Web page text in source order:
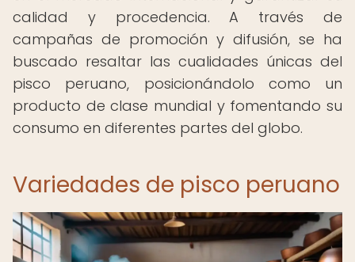
calidad y procedencia. A través de
campañas de promoción y difusión, se ha
buscado resaltar las cualidades únicas del
pisco peruano, posicionándolo como un
producto de clase mundial y fomentando su
consumo en diferentes partes del globo.
Variedades de pisco peruano